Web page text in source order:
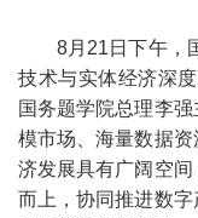
8月21日下午，国
技术与实体经济深
国务题学院总理李
模市场、海量数据
济发展具有广阔空
而上，协同推进数